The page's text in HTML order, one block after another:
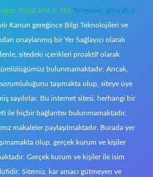
0262 606 0 726 Telegram: @karabul
Kanun gereğince Bilgi Teknolojileri ve
onaylanmış bir Yer Sağlayıcı olarak
sitedeki içerikleri proaktif olarak
bulunmamaktadır. Ancak,
taşımakta olup, siteye üye
sayılırlar. Bu internet sitesi, herhangi bir
ile hiçbir bağlantısı bulunmamaktadır.
makaleler paylaşılmaktadır. Burada yer
olup, gerçek kurum ve kişiler
Gerçek kurum ve kişiler ile isim
Sitemiz, kar amacı gütmeyen ve